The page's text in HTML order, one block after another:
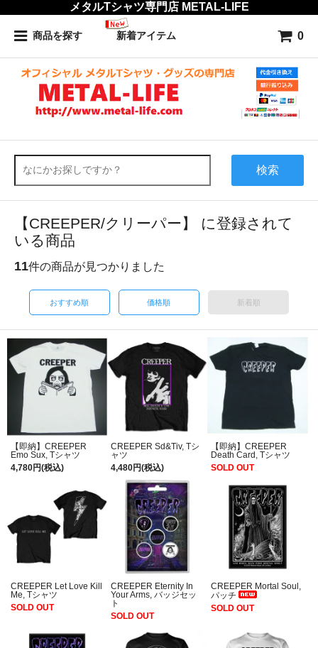
メタルTシャツ専門店 METAL-LIFE
商品を探す 新着アイテム 0
検索
【CREEPER/クリーパー】 に登録されて
いる商品
11件の商品が見つかりました
おすすめ順 価格順 新着順
【即納】CREEPER
Emo Sux, Tシャツ
4,780円(税込)
CREEPER Sd&Tiv, Tシ
ャツ
4,480円(税込)
【即納】CREEPER
Death Card, Tシャツ
SOLD OUT
CREEPER Let Love Kill
Me, Tシャツ
SOLD OUT
CREEPER Eternity In
Your Arms, バッジセッ
ト
SOLD OUT
CREEPER Mortal Soul,
パッチ
SOLD OUT